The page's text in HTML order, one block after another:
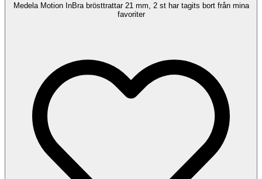
Medela Motion InBra brösttrattar 21 mm, 2 st har tagits bort från mina
favoriter